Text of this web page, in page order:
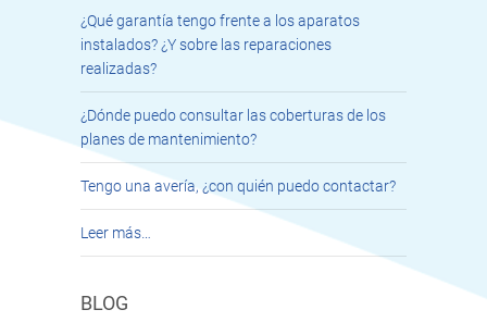
¿Qué garantía tengo frente a los aparatos
instalados? ¿Y sobre las reparaciones
realizadas?
¿Dónde puedo consultar las coberturas de los
planes de mantenimiento?
Tengo una avería, ¿con quién puedo contactar?
Leer más…
BLOG